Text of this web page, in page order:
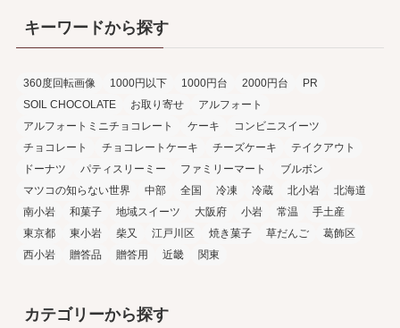
キーワードから探す
360度回転画像 1000円以下 1000円台 2000円台
PR
SOIL CHOCOLATE
お取り寄せ
アルフォート
アルフォートミニチョコレート
ケーキ
コンビニスイーツ
チョコレート
チョコレートケーキ チーズケーキ
テイクアウト
ドーナツ
パティスリーミー ファミリーマート
ブルボン
マツコの知らない世界
中部 全国 冷凍 冷蔵 北小岩
北海道
南小岩
和菓子 地域スイーツ 大阪府 小岩 常温
手土産
東京都
東小岩 柴又 江戸川区 焼き菓子 草だんご
葛飾区
西小岩
贈答品 贈答用 近畿 関東
カテゴリーから探す